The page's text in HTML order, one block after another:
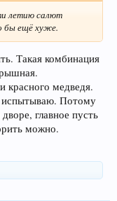
летию салют
бы ещё хуже.
Такая комбинация
красного медведя.
испытываю. Потому
главное пусть
можно.